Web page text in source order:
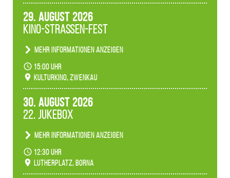
29. August 2026
Kino-Straßen-Fest
Mehr Informationen anzeigen
Konzert unserer Zwenkauer Schüler und
Schülerinnen zum Fest des Kulturkinos.
15:00 Uhr
Kulturkino, Zwenkau
30. August 2026
22. Jukebox
Mehr Informationen anzeigen
Anlässlicher der 775-Jahrfeier der Stadt Borna
spielen wir noch einmal unser aktuelles
Jukeboxprogramm zum Stadtfest.
12:30 Uhr
Lutherplatz, Borna